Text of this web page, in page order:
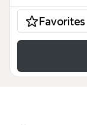
Favorites